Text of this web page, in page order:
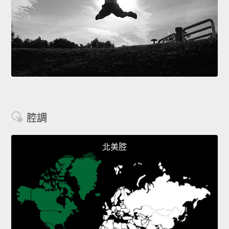
腔調
北美腔